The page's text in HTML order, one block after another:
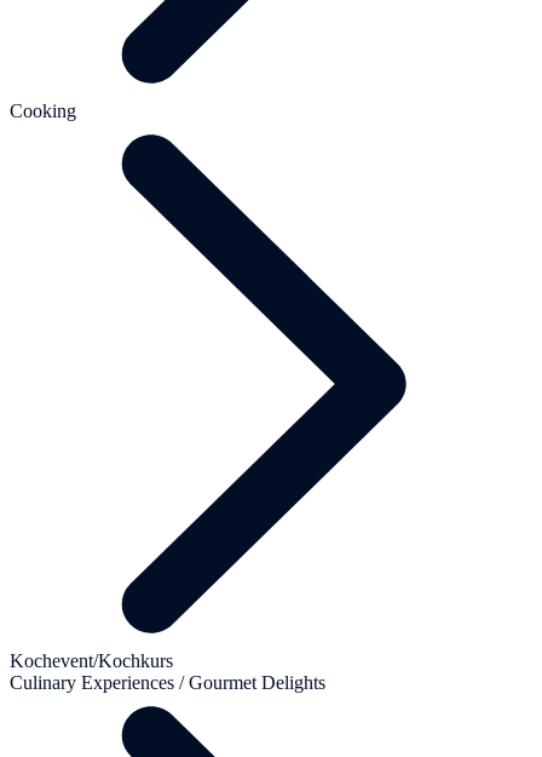
Cooking
Kochevent/Kochkurs
Culinary Experiences / Gourmet Delights